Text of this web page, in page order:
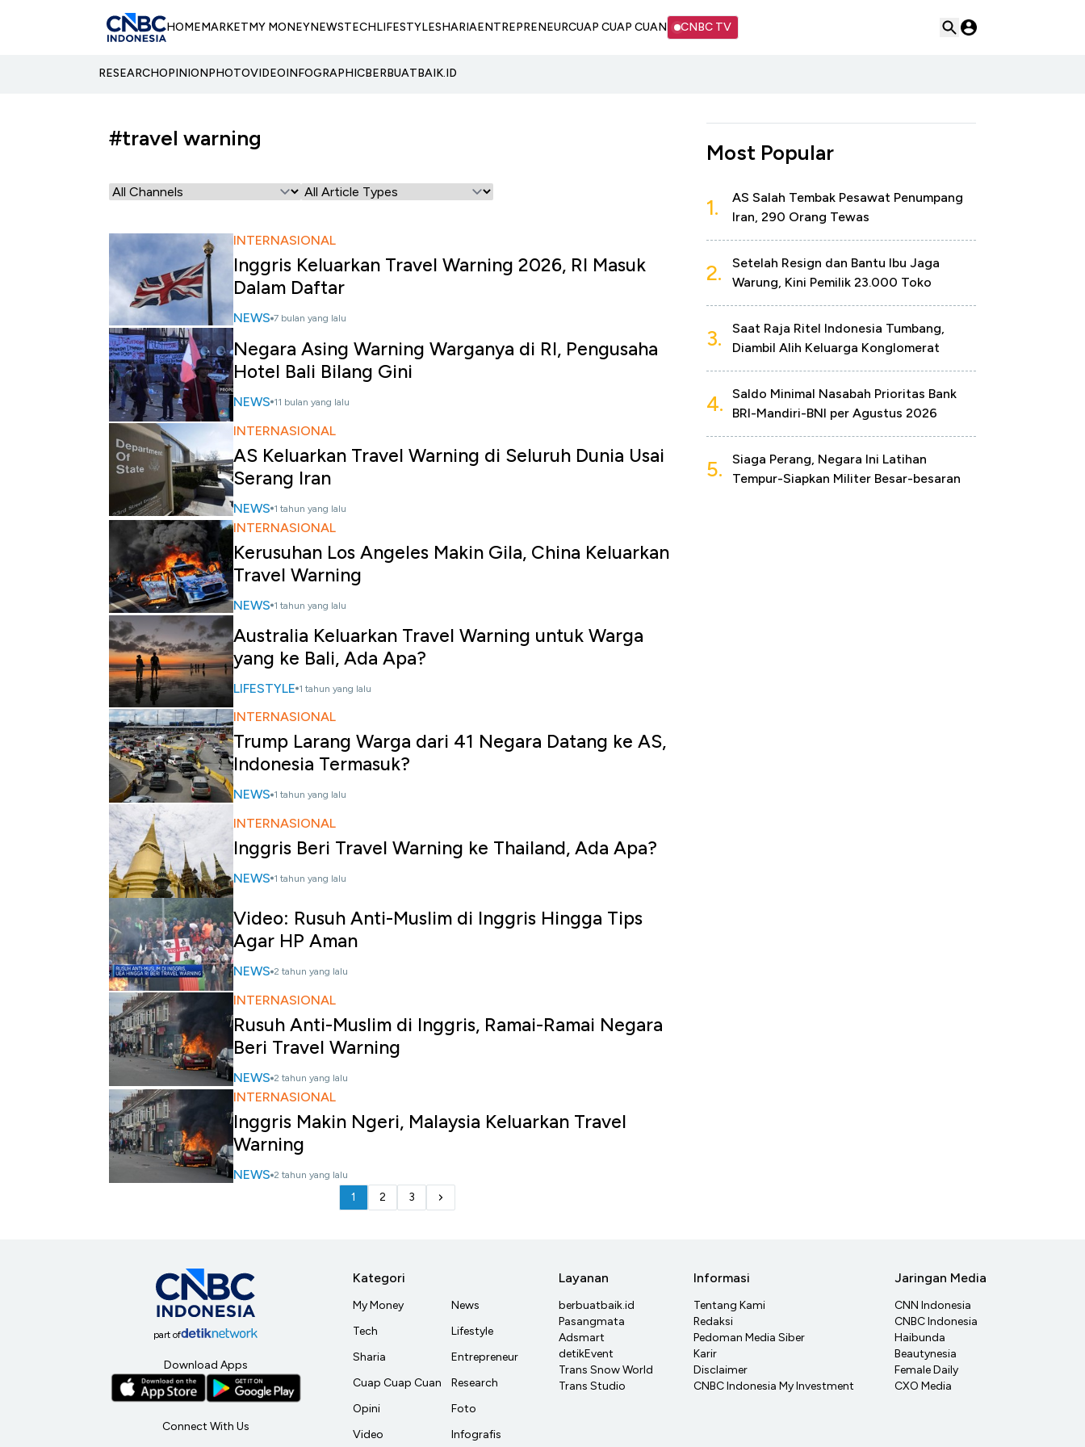
HOMEMARKETMY MONEYNEWSTECHLIFESTYLESHARIAENTREPRENEURCUAP CUAP CUAN CNBC TV
RESEARCHOPINIONPHOTOVIDEOINFOGRAPHICBERBUATBAIK.ID
#travel warning
INTERNASIONAL
Inggris Keluarkan Travel Warning 2026, RI Masuk
Dalam Daftar
NEWS 7 bulan yang lalu
Negara Asing Warning Warganya di RI, Pengusaha
Hotel Bali Bilang Gini
NEWS 11 bulan yang lalu
INTERNASIONAL
AS Keluarkan Travel Warning di Seluruh Dunia Usai
Serang Iran
NEWS 1 tahun yang lalu
INTERNASIONAL
Kerusuhan Los Angeles Makin Gila, China Keluarkan
Travel Warning
NEWS 1 tahun yang lalu
Australia Keluarkan Travel Warning untuk Warga
yang ke Bali, Ada Apa?
LIFESTYLE 1 tahun yang lalu
INTERNASIONAL
Trump Larang Warga dari 41 Negara Datang ke AS,
Indonesia Termasuk?
NEWS 1 tahun yang lalu
INTERNASIONAL
Inggris Beri Travel Warning ke Thailand, Ada Apa?
NEWS 1 tahun yang lalu
Video: Rusuh Anti-Muslim di Inggris Hingga Tips
Agar HP Aman
NEWS 2 tahun yang lalu
INTERNASIONAL
Rusuh Anti-Muslim di Inggris, Ramai-Ramai Negara
Beri Travel Warning
NEWS 2 tahun yang lalu
INTERNASIONAL
Inggris Makin Ngeri, Malaysia Keluarkan Travel
Warning
NEWS 2 tahun yang lalu
1 2 3
Most Popular
1.
AS Salah Tembak Pesawat Penumpang
Iran, 290 Orang Tewas
2.
Setelah Resign dan Bantu Ibu Jaga
Warung, Kini Pemilik 23.000 Toko
3.
Saat Raja Ritel Indonesia Tumbang,
Diambil Alih Keluarga Konglomerat
4.
Saldo Minimal Nasabah Prioritas Bank
BRI-Mandiri-BNI per Agustus 2026
5.
Siaga Perang, Negara Ini Latihan
Tempur-Siapkan Militer Besar-besaran
part of
Download Apps
Connect With Us
Kategori
My Money
Tech
Sharia
Cuap Cuap Cuan
Opini
Video
News
Lifestyle
Entrepreneur
Research
Foto
Infografis
Layanan
berbuatbaik.id
Pasangmata
Adsmart
detikEvent
Trans Snow World
Trans Studio
Informasi
Tentang Kami
Redaksi
Pedoman Media Siber
Karir
Disclaimer
CNBC Indonesia My Investment
Jaringan Media
CNN Indonesia
CNBC Indonesia
Haibunda
Beautynesia
Female Daily
CXO Media